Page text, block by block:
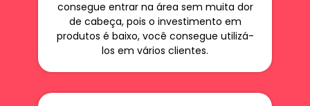
consegue entrar na área sem muita dor
de cabeça, pois o investimento em
produtos é baixo, você consegue utilizá-
los em vários clientes.